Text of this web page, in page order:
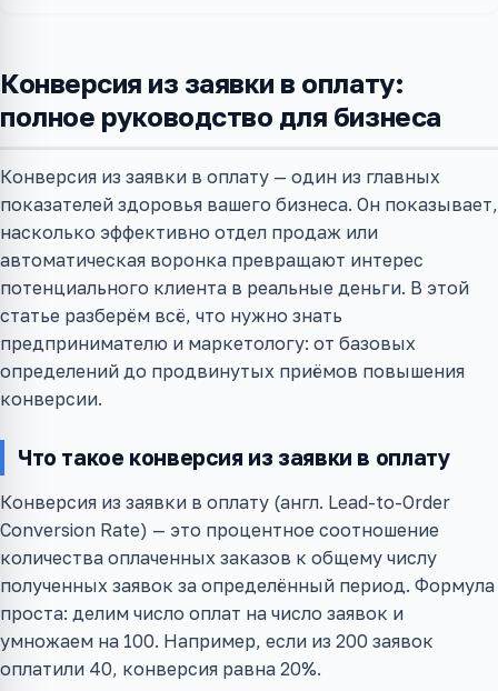
Конверсия из заявки в оплату:
полное руководство для бизнеса
Конверсия из заявки в оплату — один из главных
показателей здоровья вашего бизнеса. Он показывает,
насколько эффективно отдел продаж или
автоматическая воронка превращают интерес
потенциального клиента в реальные деньги. В этой
статье разберём всё, что нужно знать
предпринимателю и маркетологу: от базовых
определений до продвинутых приёмов повышения
конверсии.
Что такое конверсия из заявки в оплату
Конверсия из заявки в оплату (англ. Lead-to-Order
Conversion Rate) — это процентное соотношение
количества оплаченных заказов к общему числу
полученных заявок за определённый период. Формула
проста: делим число оплат на число заявок и
умножаем на 100. Например, если из 200 заявок
оплатили 40, конверсия равна 20%.